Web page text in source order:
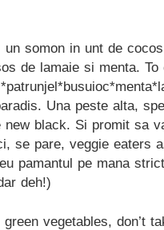
somon in unt de
de lamaie si menta.
Una peste alta,
black. Si promit sa
se pare, veggie eaters
pamantul pe mana
deh!)
vegetables, don’t